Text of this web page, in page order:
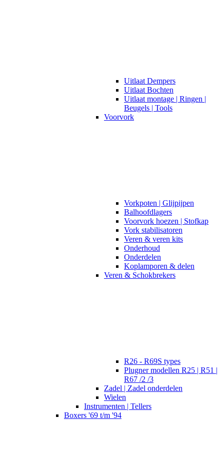
Uitlaat Dempers
Uitlaat Bochten
Uitlaat montage | Ringen |
Beugels | Tools
Voorvork
Vorkpoten | Glijpijpen
Balhoofdlagers
Voorvork hoezen | Stofkap
Vork stabilisatoren
Veren & veren kits
Onderhoud
Onderdelen
Koplamporen & delen
Veren & Schokbrekers
R26 - R69S types
Plugner modellen R25 | R51 |
R67 /2 /3
Zadel | Zadel onderdelen
Wielen
Instrumenten | Tellers
Boxers '69 t/m '94